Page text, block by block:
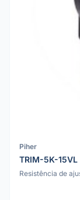
Piher
TRIM-5K-15VL
Resistência de